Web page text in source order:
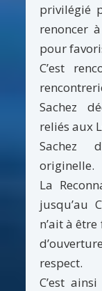
privilégié
renoncer
pour
C’est
Sachez
reliés aux
Sachez
originelle.
La
jusqu’au
n’ait à
respect.
C’est